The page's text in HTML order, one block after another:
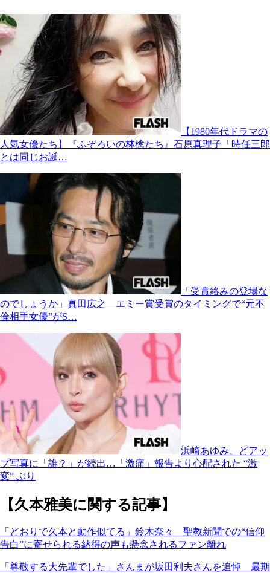
【1980年代ドラマの
人気女優たち】『ふぞろいの林檎たち』石原真理子「時任三郎
とは同じお誕…
「受賞絡みの登場な
のでしょうか」真田広之 エミー賞受賞のタイミングで“元不
倫相手女優”がS…
浜崎あゆみ、どアッ
プ写真に「誰？」が続出…「激痛」報告より心配された “激
変” ぶり
【久本雅美に関する記事】
「どおりで久本と動作似てる」鈴木奈々 聖教新聞での“信仰
告白”に寄せられる納得の声も懸念されるファン離れ
「尊敬する大先輩でした」さんまが坂田利夫さんを追悼 最期